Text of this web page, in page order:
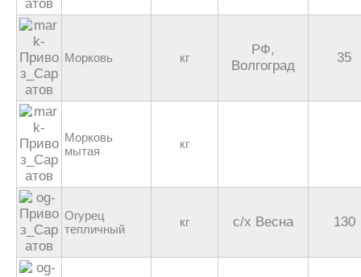
Морковь кг
РФ,
Волгоград
35
Морковь
мытая
кг
Огурец
тепличный
кг с/х Весна 130